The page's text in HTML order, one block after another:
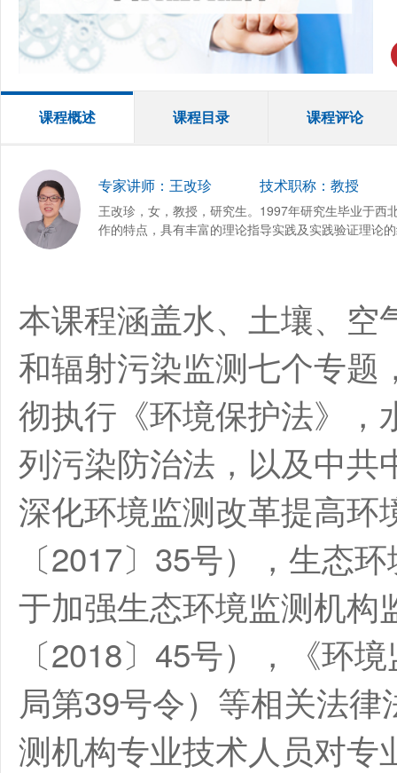
课程概述 课程目录 课程评论
专家讲师：王改珍 技术职称：教授
王改珍，女，教授，研究生。1997年研究生毕业于
作的特点，具有丰富的理论指导实践及实践验证理论
本课程涵盖水、土壤、空
和辐射污染监测七个专题
彻执行《环境保护法》，
列污染防治法，以及中共
深化环境监测改革提高环
〔2017〕35号），生态
于加强生态环境监测机构
〔2018〕45号），《环
局第39号令）等相关法
测机构专业技术人员对专